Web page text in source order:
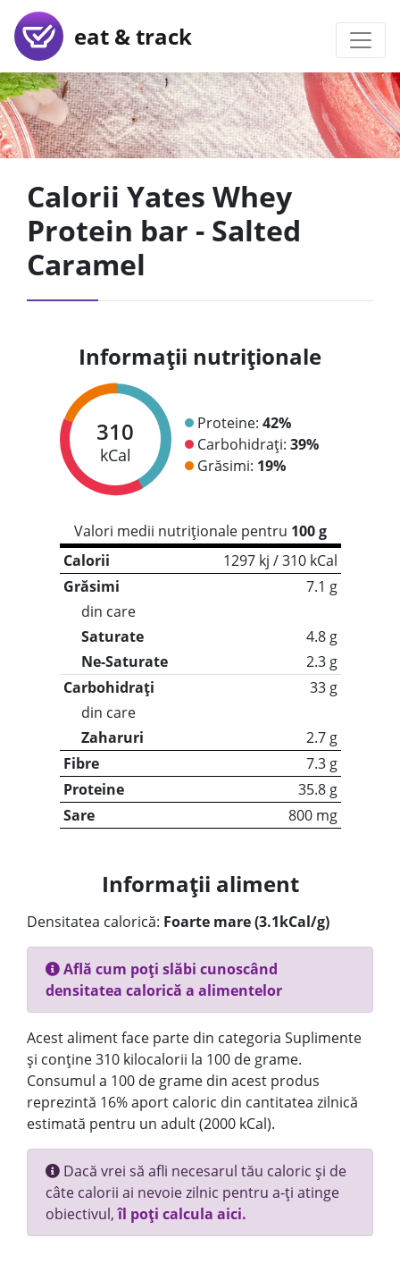
eat & track
Calorii Yates Whey
Protein bar - Salted
Caramel
Informații nutriționale
310
kCal
Proteine: 42%
Carbohidrați: 39%
Grăsimi: 19%
Valori medii nutriționale pentru 100 g
Calorii
1297 kj / 310 kCal
Grăsimi
7.1 g
din care
Saturate
4.8 g
Ne-Saturate
2.3 g
Carbohidrați
33 g
din care
Zaharuri
2.7 g
Fibre
7.3 g
Proteine
35.8 g
Sare
800 mg
Informații aliment
Densitatea calorică: Foarte mare (3.1kCal/g)
Află cum poți slăbi cunoscând
densitatea calorică a alimentelor
Acest aliment face parte din categoria Suplimente
și conține 310 kilocalorii la 100 de grame.
Consumul a 100 de grame din acest produs
reprezintă 16% aport caloric din cantitatea zilnică
estimată pentru un adult (2000 kCal).
Dacă vrei să afli necesarul tău caloric și de
câte calorii ai nevoie zilnic pentru a-ți atinge
obiectivul,îl poți calcula aici.